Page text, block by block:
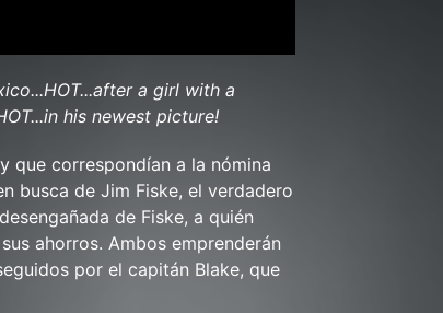
a girl with a
his newest picture!
que correspondían a la nómina
busca de Jim Fiske, el verdadero
de Fiske, a quién
ahorros. Ambos emprenderán
por el capitán Blake, que